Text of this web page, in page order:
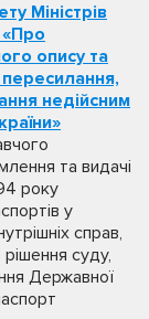
Міністрів
опису та
недійсним
та видачі
року
у
справ,
суду,
Державної